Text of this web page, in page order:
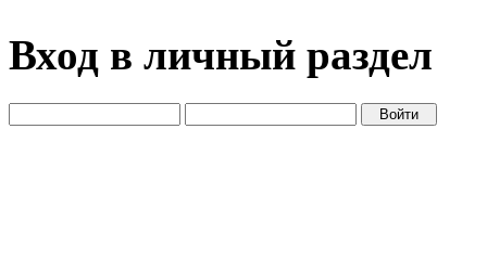
Вход в личный раздел